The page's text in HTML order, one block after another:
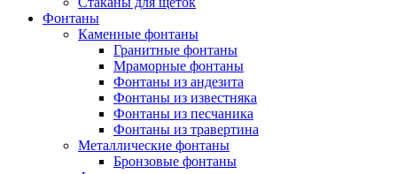
Фонтаны
Каменные фонтаны
Гранитные фонтаны
Мраморные фонтаны
Фонтаны из андезита
Фонтаны из известняка
Фонтаны из песчаника
Фонтаны из травертина
Металлические фонтаны
Бронзовые фонтаны